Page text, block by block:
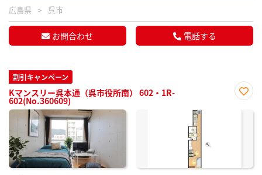
広島県 呉市
お問合わせ 電話する
割引キャンペーン
Kマンスリー呉本通（呉市役所南） 602・1R-
602(No.360609)
に入